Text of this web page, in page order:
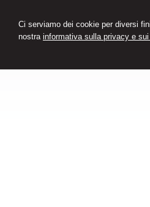
Ci serviamo dei cookie per diversi
nostra informativa sulla privacy e